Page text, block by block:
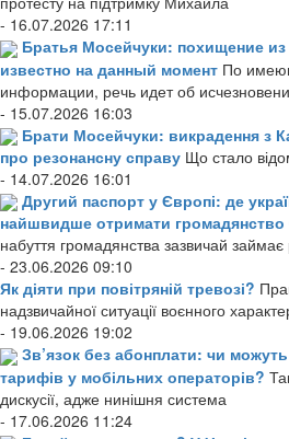
- 16.07.2026 17:11
Братья Мосейчуки: похищение
известно на данный момент По
информации, речь идет об
- 15.07.2026 16:03
Брати Мосейчуки: викрадення з
про резонансну справу Що стало
- 14.07.2026 16:01
Другий паспорт у Європі: де
найшвидше отримати
набуття громадянства зазвичай займає
- 23.06.2026 09:10
Як діяти при повітряній тревозі?
надзвичайної ситуації воєнного
- 19.06.2026 19:02
Зв’язок без абонплати: чи
тарифів у мобільних операторів?
дискусії, адже нинішня система
- 17.06.2026 11:24